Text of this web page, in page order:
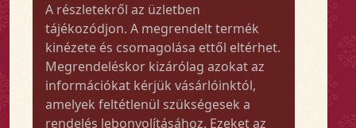
A részletekről az üzletben
tájékozódjon. A megrendelt termék
kinézete és csomagolása ettől eltérhet.
Megrendeléskor kizárólag azokat az
információkat kérjük vásárlóinktól,
amelyek feltétlenül szükségesek a
rendelés lebonyolításához. Ezeket az